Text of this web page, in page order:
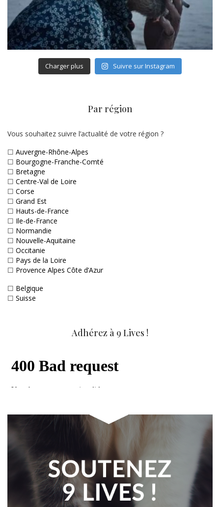
Charger plus Suivre sur Instagram
Par région
Vous souhaitez suivre l’actualité de votre région ?
☐ Auvergne-Rhône-Alpes
☐ Bourgogne-Franche-Comté
☐ Bretagne
☐ Centre-Val de Loire
☐ Corse
☐ Grand Est
☐ Hauts-de-France
☐ Ile-de-France
☐ Normandie
☐ Nouvelle-Aquitaine
☐ Occitanie
☐ Pays de la Loire
☐ Provence Alpes Côte d’Azur
☐ Belgique
☐ Suisse
Adhérez à 9 Lives !